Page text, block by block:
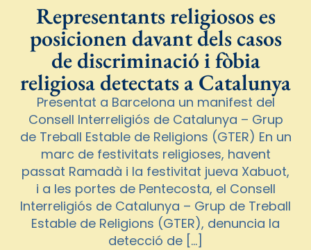
Representants religiosos es
posicionen davant dels casos
de discriminació i fòbia
religiosa detectats a Catalunya
Presentat a Barcelona un manifest del
Consell Interreligiós de Catalunya – Grup
de Treball Estable de Religions (GTER) En un
marc de festivitats religioses, havent
passat Ramadà i la festivitat jueva Xabuot,
i a les portes de Pentecosta, el Consell
Interreligiós de Catalunya – Grup de Treball
Estable de Religions (GTER), denuncia la
detecció de […]